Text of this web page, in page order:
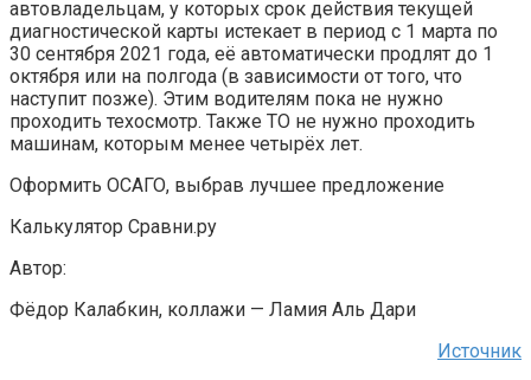
автовладельцам, у которых срок действия текущей
диагностической карты истекает в период с 1 марта по
30 сентября 2021 года, её автоматически продлят до 1
октября или на полгода (в зависимости от того, что
наступит позже). Этим водителям пока не нужно
проходить техосмотр. Также ТО не нужно проходить
машинам, которым менее четырёх лет.
Оформить ОСАГО, выбрав лучшее предложение
Калькулятор Сравни.ру
Автор:
Фёдор Калабкин, коллажи — Ламия Аль Дари
Источник